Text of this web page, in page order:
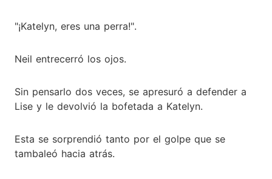
"¡Katelyn, eres una perra!".
Neil entrecerró los ojos.
Sin pensarlo dos veces, se apresuró a defender a
Lise y le devolvió la bofetada a Katelyn.
Esta se sorprendió tanto por el golpe que se
tambaleó hacia atrás.